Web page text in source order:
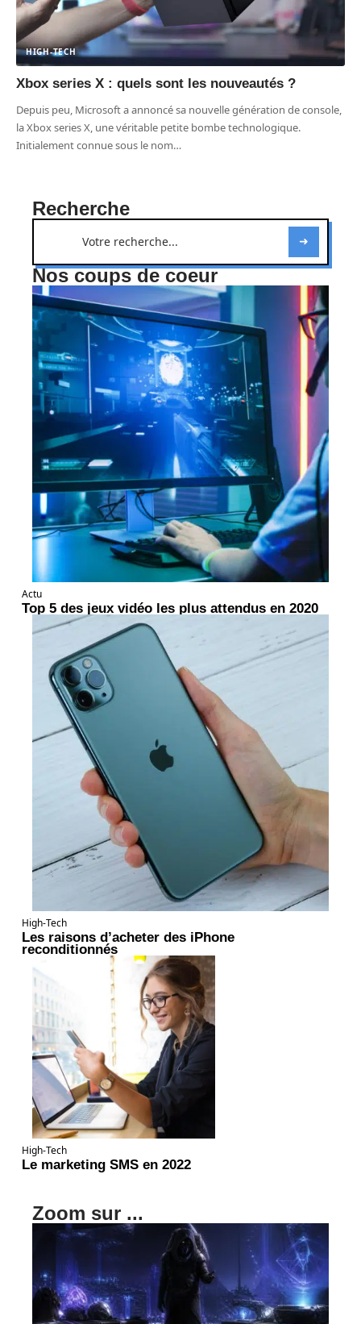
HIGH-TECH
Xbox series X : quels sont les nouveautés ?
Depuis peu, Microsoft a annoncé sa nouvelle génération de console,
la Xbox series X, une véritable petite bombe technologique.
Initialement connue sous le nom…
Recherche
Nos coups de coeur
Actu
Top 5 des jeux vidéo les plus attendus en 2020
High-Tech
Les raisons d’acheter des iPhone
reconditionnés
High-Tech
Le marketing SMS en 2022
Zoom sur ...